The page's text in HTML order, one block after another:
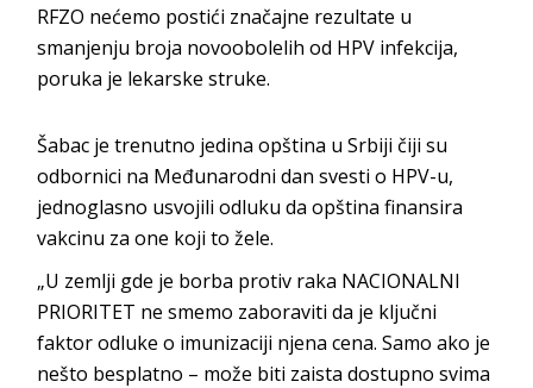
RFZO nećemo postići značajne rezultate u
smanjenju broja novoobolelih od HPV infekcija,
poruka je lekarske struke.
Šabac je trenutno jedina opština u Srbiji čiji su
odbornici na Međunarodni dan svesti o HPV-u,
jednoglasno usvojili odluku da opština finansira
vakcinu za one koji to žele.
„U zemlji gde je borba protiv raka NACIONALNI
PRIORITET ne smemo zaboraviti da je ključni
faktor odluke o imunizaciji njena cena. Samo ako je
nešto besplatno – može biti zaista dostupno svima